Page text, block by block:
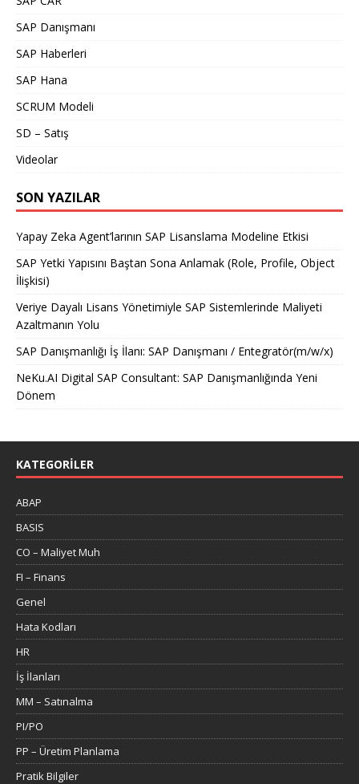
SAP Danışmanı
SAP Haberleri
SAP Hana
SCRUM Modeli
SD – Satış
Videolar
SON YAZILAR
Yapay Zeka Agent’larının SAP Lisanslama Modeline Etkisi
SAP Yetki Yapısını Baştan Sona Anlamak (Role, Profile, Object
İlişkisi)
Veriye Dayalı Lisans Yönetimiyle SAP Sistemlerinde Maliyeti
Azaltmanın Yolu
SAP Danışmanlığı İş İlanı: SAP Danışmanı / Entegratör(m/w/x)
NeKu.AI Digital SAP Consultant: SAP Danışmanlığında Yeni
Dönem
KATEGORILER
ABAP
BASIS
CO – Maliyet Muh
FI – Finans
Genel
Hata Kodları
HR
İş İlanları
MM – Satınalma
PI/PO
PP – Üretim Planlama
Pratik Bilgiler